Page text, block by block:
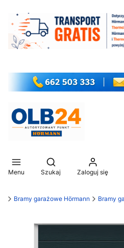
Menu
Otwórz wyszukiwarkę
Szukaj Zaloguj się
Bramy garażowe Hörmann